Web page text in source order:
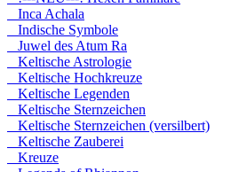
Inca Achala
Indische Symbole
Juwel des Atum Ra
Keltische Astrologie
Keltische Hochkreuze
Keltische Legenden
Keltische Sternzeichen
Keltische Sternzeichen (versilbert)
Keltische Zauberei
Kreuze